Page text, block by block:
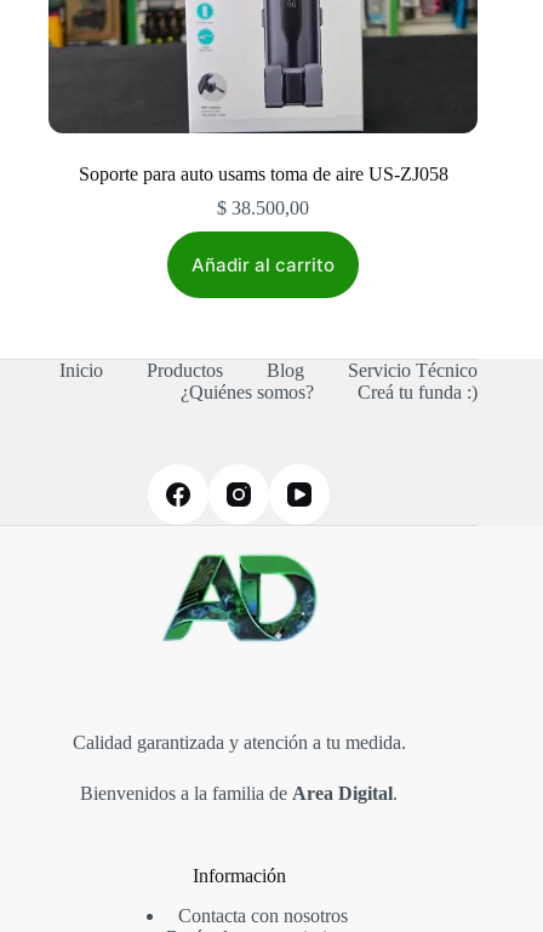
Soporte para auto usams toma de aire US-ZJ058
$ 38.500,00
Añadir al carrito
Inicio Productos Blog
Servicio Técnico
¿Quiénes somos?
Creá tu funda :)
Calidad garantizada y atención a tu medida.
Bienvenidos a la familia deArea Digital.
Información
Contacta con nosotros